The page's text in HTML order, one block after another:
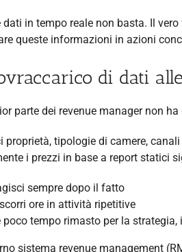
dati in tempo reale non basta. Il
queste informazioni in azioni
di dati
parte dei revenue manager non
proprietà, tipologie di camere,
i prezzi in base a report statici
sempre dopo il fatto
ore in attività ripetitive
poco tempo rimasto per la
sistema revenue management